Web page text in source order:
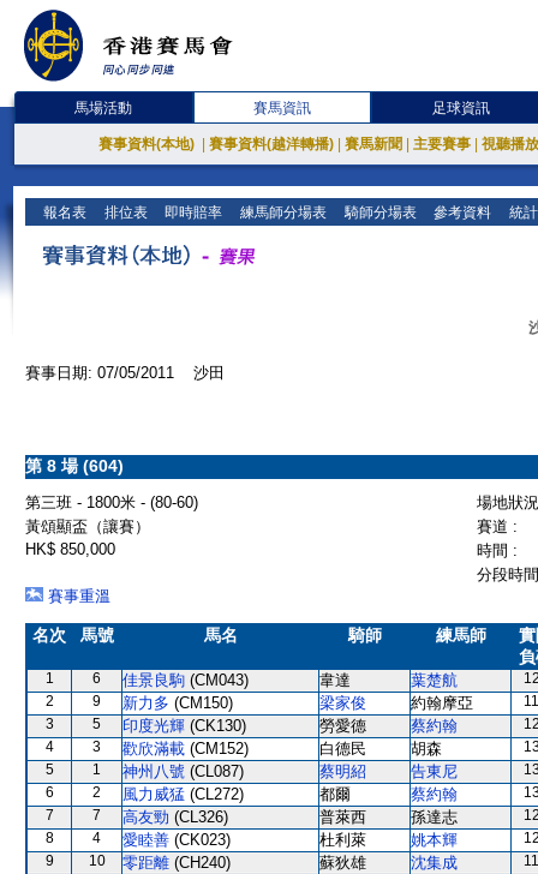
馬場活動 賽馬資訊 足球資訊
賽事資料(本地) 賽事資料(越洋轉播) 賽馬新聞 主要賽事 視聽播
報名表 排位表 即時賠率 練馬師分場表 騎師分場表 參考資料 統
賽事日期: 07/05/2011 沙田
第 8 場 (604)
第三班 - 1800米 - (80-60)
場地狀
黃頌顯盃（讓賽）
賽道 :
HK$ 850,000
時間 :
分段時
賽事重溫
名次 馬號 馬名 騎師 練馬師
1 6 佳景良駒 (CM043) 韋達 葉楚航
2
9 新力多 (CM150) 梁家俊 約翰摩亞
3
5 印度光輝 (CK130) 勞愛德 蔡約翰
4
3 歡欣滿載 (CM152) 白德民 胡森
5
1 神州八號 (CL087) 蔡明紹 告東尼
6
2 風力威猛 (CL272) 都爾 蔡約翰
7
7 高友勁 (CL326) 普萊西 孫達志
8
4 愛睦善 (CK023) 杜利萊 姚本輝
9
10 零距離 (CH240) 蘇狄雄 沈集成